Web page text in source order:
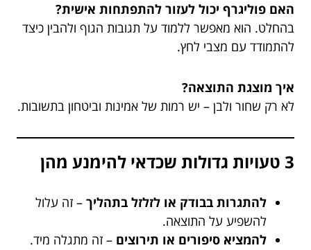
האם פוליגרף יכול לעזור להתפתחות אישית?
בהחלט. הוא מאפשר ללמוד על תגובות הגוף ולהבין כיצד
להתמודד עם מצבי לחץ.
איך מוצגת התוצאה?
לא רק שחור ולבן – יש רמות של אמינות וביטחון בתשובות.
3 טעויות גדולות שכדאי להימנע מהן
להתגרות בבודק או לזלזל בתהליך – זה עלול
להשפיע על התוצאה.
להמציא סיפורים או תירוצים – זה מתגלה מיד.